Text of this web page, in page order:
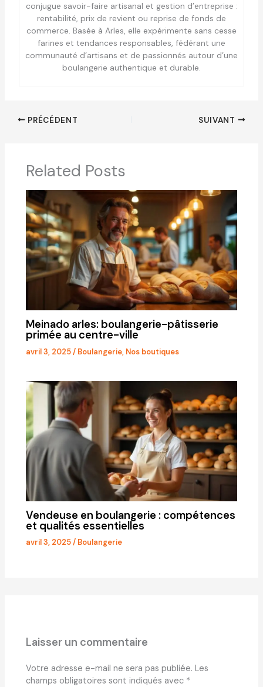
conjugue savoir-faire artisanal et gestion d’entreprise :
rentabilité, prix de revient ou reprise de fonds de
commerce. Basée à Arles, elle expérimente sans cesse
farines et tendances responsables, fédérant une
communauté d’artisans et de passionnés autour d’une
boulangerie authentique et durable.
PRÉCÉDENT SUIVANT
Related Posts
Meinado arles: boulangerie-pâtisserie
primée au centre-ville
avril 3, 2025/ Boulangerie, Nos boutiques
Vendeuse en boulangerie : compétences
et qualités essentielles
avril 3, 2025/ Boulangerie
Laisser un commentaire
Votre adresse e-mail ne sera pas publiée. Les
champs obligatoires sont indiqués avec *